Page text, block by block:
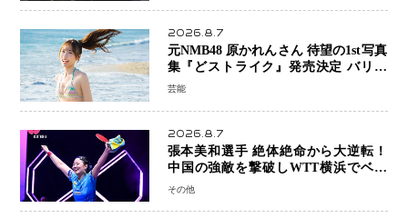
2026.8.7
元NMB48 原かれんさん 待望の1st写真
集『どストライク』発売決定 バリで
魅せる25歳の新境地
芸能
2026.8.7
張本美和選手 絶体絶命から大逆転！
中国の強敵を撃破しWTT横浜でベス
ト8進出
その他